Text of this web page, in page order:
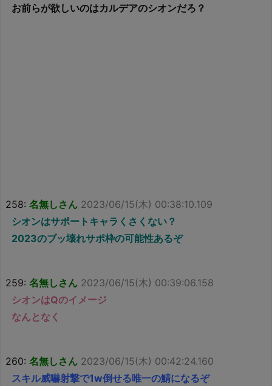
お前らが欲しいのはカルデアのシオンだろ？
258: 名無しさん 2023/06/15(木) 00:38:10.109
シオンはサポートキャラくさくない？
2023のブッ壊れサポ枠の可能性あるぞ
259: 名無しさん 2023/06/15(木) 00:39:06.158
シオンはQのイメージ
なんとなく
260: 名無しさん 2023/06/15(木) 00:42:24.160
スキル威嚇射撃で1w倒せる唯一の鯖になるぞ